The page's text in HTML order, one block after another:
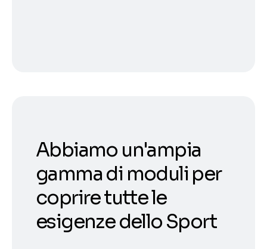
Abbiamo un'ampia
gamma di moduli per
coprire tutte le
esigenze dello Sport